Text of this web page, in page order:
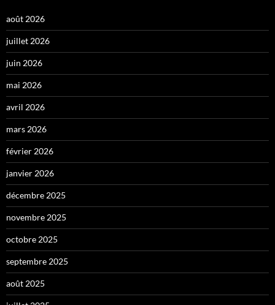
août 2026
juillet 2026
juin 2026
mai 2026
avril 2026
mars 2026
février 2026
janvier 2026
décembre 2025
novembre 2025
octobre 2025
septembre 2025
août 2025